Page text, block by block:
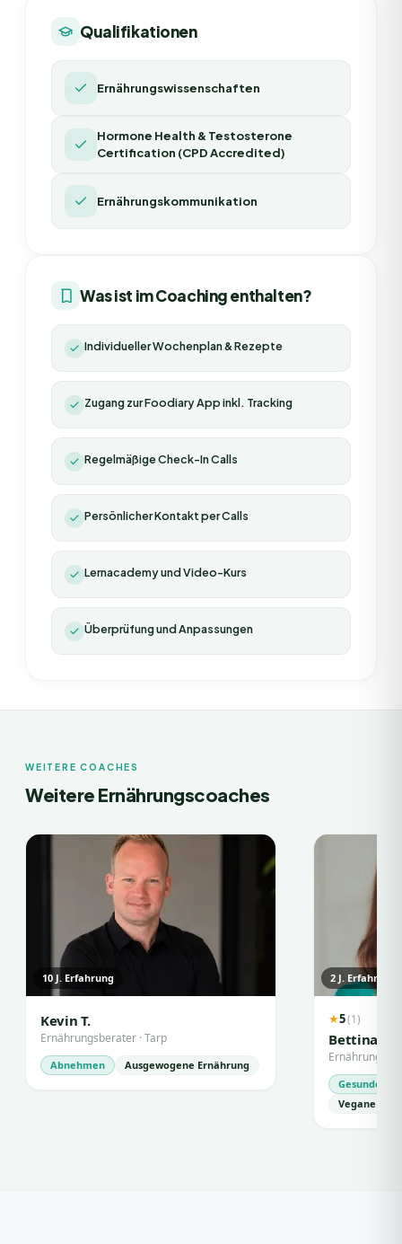
Qualifikationen
Ernährungswissenschaften
Hormone Health & Testosterone
Certification (CPD Accredited)
Ernährungskommunikation
Was ist im Coaching enthalten?
Individueller Wochenplan & Rezepte
Zugang zur Foodiary App inkl. Tracking
Regelmäßige Check-In Calls
Persönlicher Kontakt per Calls
Lernacademy und Video-Kurs
Überprüfung und Anpassungen
WEITERE COACHES
Weitere Ernährungscoaches
10 J. Erfahrung
Kevin T.
Ernährungsberater ·Tarp
Abnehmen Ausgewogene Ernährung
2 J. Erfahrung
★5(1)
Bettina K.
Gesunde
Vegane